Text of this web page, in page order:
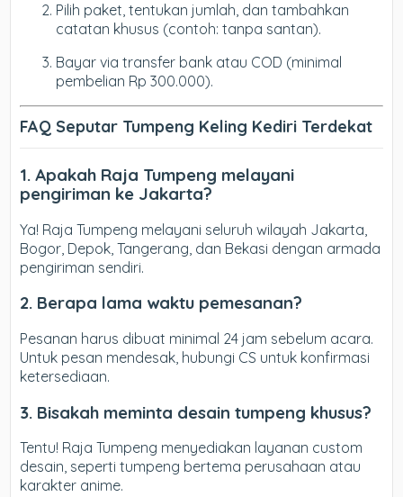
Pilih paket, tentukan jumlah, dan tambahkan
catatan khusus (contoh: tanpa santan).
Bayar via transfer bank atau COD (minimal
pembelian Rp 300.000).
FAQ Seputar Tumpeng Keling Kediri Terdekat
1. Apakah Raja Tumpeng melayani
pengiriman ke Jakarta?
Ya! Raja Tumpeng melayani seluruh wilayah Jakarta,
Bogor, Depok, Tangerang, dan Bekasi dengan armada
pengiriman sendiri.
2. Berapa lama waktu pemesanan?
Pesanan harus dibuat minimal 24 jam sebelum acara.
Untuk pesan mendesak, hubungi CS untuk konfirmasi
ketersediaan.
3. Bisakah meminta desain tumpeng khusus?
Tentu! Raja Tumpeng menyediakan layanan custom
desain, seperti tumpeng bertema perusahaan atau
karakter anime.